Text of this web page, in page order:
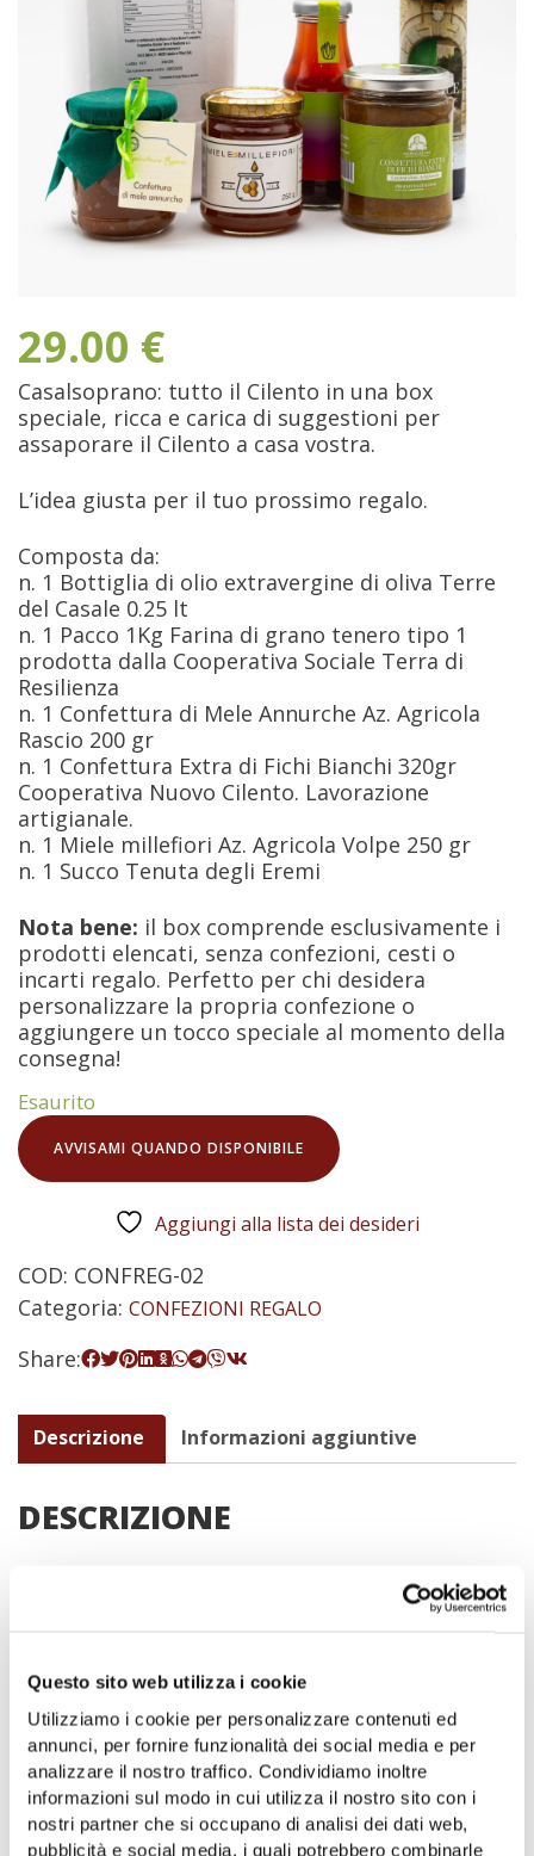
Questo sito web utilizza i cookie
Utilizziamo i cookie per personalizzare contenuti ed
annunci, per fornire funzionalità dei social media e per
analizzare il nostro traffico. Condividiamo inoltre
informazioni sul modo in cui utilizza il nostro sito con i
nostri partner che si occupano di analisi dei dati web,
pubblicità e social media, i quali potrebbero combinarle
29.00 €
Casalsoprano: tutto il Cilento in una box
speciale, ricca e carica di suggestioni per
assaporare il Cilento a casa vostra.
L’idea giusta per il tuo prossimo regalo.
Composta da:
n. 1 Bottiglia di olio extravergine di oliva Terre
del Casale 0.25 lt
n. 1 Pacco 1Kg Farina di grano tenero tipo 1
prodotta dalla Cooperativa Sociale Terra di
Resilienza
n. 1 Confettura di Mele Annurche Az. Agricola
Rascio 200 gr
n. 1 Confettura Extra di Fichi Bianchi 320gr
Cooperativa Nuovo Cilento. Lavorazione
artigianale.
n. 1 Miele millefiori Az. Agricola Volpe 250 gr
n. 1 Succo Tenuta degli Eremi
Nota bene: il box comprende esclusivamente i
prodotti elencati, senza confezioni, cesti o
incarti regalo. Perfetto per chi desidera
personalizzare la propria confezione o
aggiungere un tocco speciale al momento della
consegna!
Esaurito
AVVISAMI QUANDO DISPONIBILE
Aggiungi alla lista dei desideri
COD: CONFREG-02
Categoria: CONFEZIONI REGALO
Share:
Descrizione Informazioni aggiuntive
DESCRIZIONE
Composta da:
n. 1 Bottiglia di olio extravergine di oliva Terre
del Casale 0.25 lt
n. 1 Pacco 1Kg Farina di grano tenero tipo 1
prodotta dalla Cooperativa Sociale Terra di
Resilienza